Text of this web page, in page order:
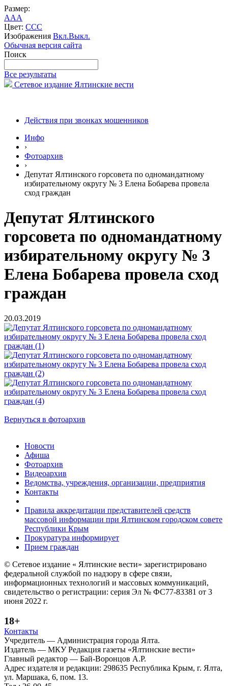
Размер:
AAA
Цвет: CCC
Изображения Вкл.Выкл.
Обычная версия сайта
Поиск
Все результаты
Сетевое издание Ялтинские вести
Действия при звонках мошенников
Инфо
›
Фотоархив
›
Депутат Ялтинского горсовета по одномандатному
избирательному округу № 3 Елена Бобарева провела
сход граждан
Депутат Ялтинского
горсовета по одномандатному
избирательному округу № 3
Елена Бобарева провела сход
граждан
20.03.2019
Вернуться в фотоархив
Новости
Афиша
Фотоархив
Видеоархив
Ведомства, учреждения, организации, предприятия
Контакты
Правила аккредитации представителей средств
массовой информации при Ялтинском городском совете
Республики Крым
Прокуратура информирует
Прием граждан
© Сетевое издание « Ялтинские вести» зарегистрировано
федеральной службой по надзору в сфере связи,
информационных технологий и массовых коммуникаций,
свидетельство о регистрации: серия Эл № ФС77-83381 от 3
июня 2022 г.
18+
Контакты
Учредитель — Администрация города Ялта.
Издатель — МКУ Редакция газеты «Ялтинские вести»
Главный редактор — Бай-Воронцов А.Р.
Адрес издателя и редакции: 298635 Республика Крым, г. Ялта,
ул. Маршака, 6, пом. 13.